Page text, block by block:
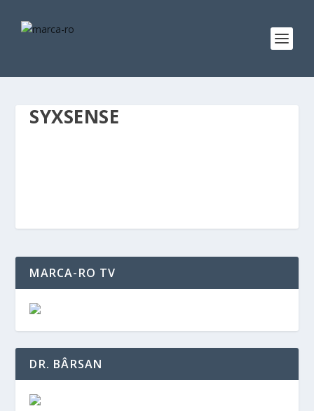
SYXSENSE
MARCA-RO TV
DR. BÂRSAN